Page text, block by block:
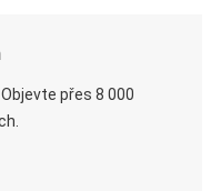
přes 8 000